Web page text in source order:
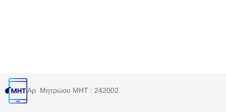
Αρ. Μητρώου MHT : 242002